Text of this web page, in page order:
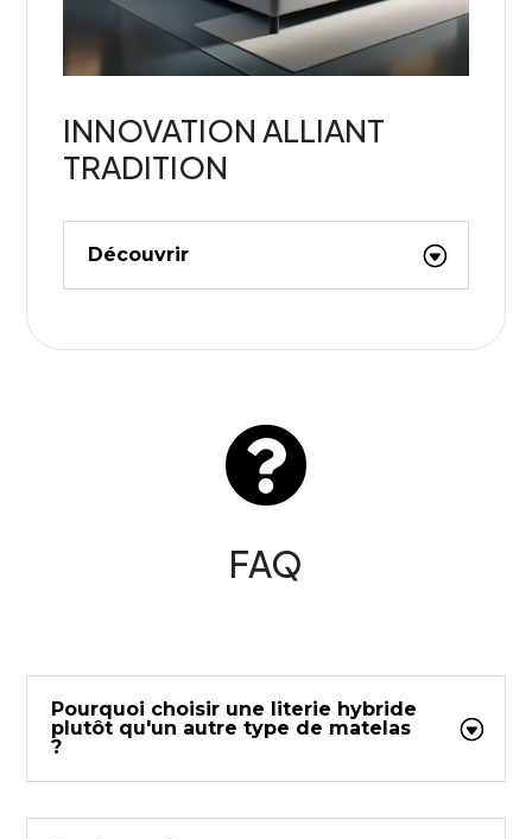
INNOVATION ALLIANT
TRADITION
Découvrir

FAQ
Pourquoi choisir une literie hybride
plutôt qu'un autre type de matelas
?